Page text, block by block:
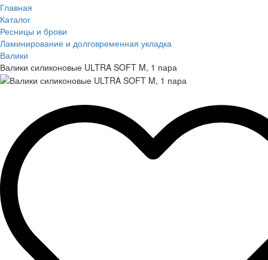
Главная
Каталог
Ресницы и брови
Ламинирование и долговременная укладка
Валики
Валики силиконовые ULTRA SOFT M, 1 пара